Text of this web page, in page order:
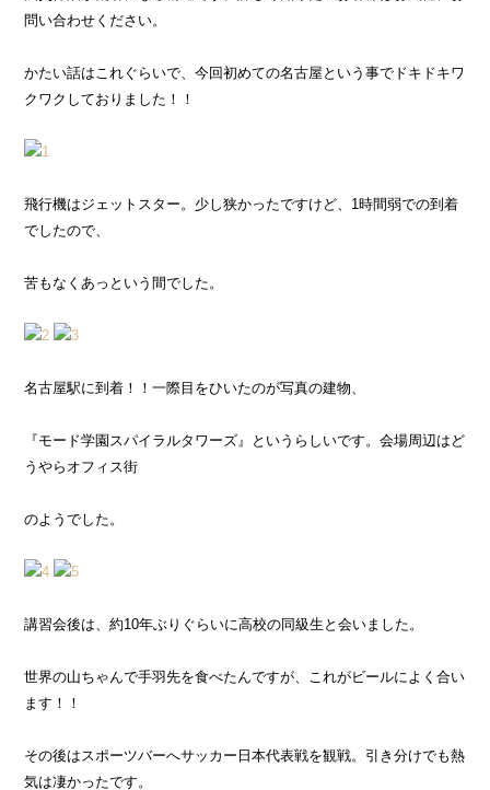
問い合わせください。
かたい話はこれぐらいで、今回初めての名古屋という事でドキドキワ
クワクしておりました！！
飛行機はジェットスター。少し狭かったですけど、1時間弱での到着
でしたので、
苦もなくあっという間でした。
名古屋駅に到着！！一際目をひいたのが写真の建物、
『モード学園スパイラルタワーズ』というらしいです。会場周辺はど
うやらオフィス街
のようでした。
講習会後は、約10年ぶりぐらいに高校の同級生と会いました。
世界の山ちゃんで手羽先を食べたんですが、これがビールによく合い
ます！！
その後はスポーツバーへサッカー日本代表戦を観戦。引き分けでも熱
気は凄かったです。